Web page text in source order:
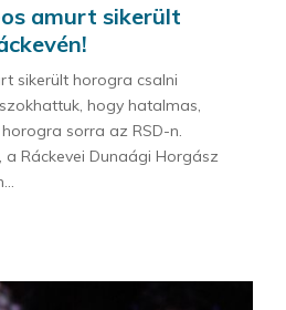
amurt sikerült
sikerült horogra csalni
hogy hatalmas,
sorra az RSD-n.
Ráckevei Dunaági Horgász